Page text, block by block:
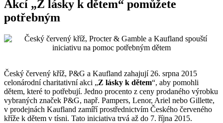
Akcí „Z lásky k dětem“ pomůžete
potřebným
Český červený kříž, P&G a Kaufland zahajují 26. srpna 2015
celonárodní charitativní akci „Z lásky k dětem“, aby pomohli
dětem, které to potřebují. Jedno procento z ceny prodaného výrobku
vybraných značek P&G, např. Pampers, Lenor, Ariel nebo Gillette,
v prodejnách Kaufland zamíří prostřednictvím Českého červeného
kříže k dětem v tísni. Tato iniciativa trvá až do 7. října 2015.